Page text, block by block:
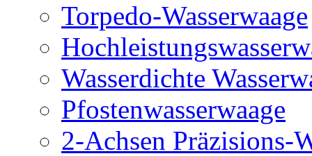
Torpedo-Wasserwaage
Wasserdichte
Pfostenwasserwaage
2-Achsen Präzisions-